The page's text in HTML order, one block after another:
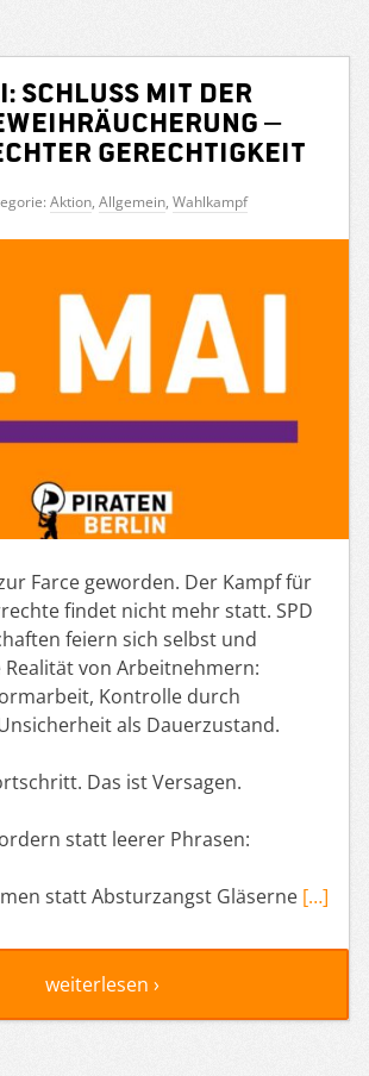
Schluss mit der
–
Gerechtigkeit
Aktion, Allgemein, Wahlkampf
Farce geworden. Der Kampf für
findet nicht mehr statt. SPD
feiern sich selbst und
von Arbeitnehmern:
Kontrolle durch
als Dauerzustand.
Das ist Versagen.
statt leerer Phrasen:
statt Absturzangst Gläserne […]
weiterlesen ›